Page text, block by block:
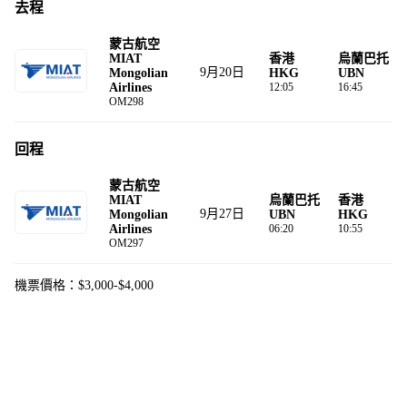
去程
蒙古航空
MIAT
Mongolian
Airlines
OM298
9月20日
香港
HKG
12:05
烏蘭巴托
UBN
16:45
回程
蒙古航空
MIAT
Mongolian
Airlines
OM297
9月27日
烏蘭巴托
UBN
06:20
香港
HKG
10:55
機票價格：$3,000-$4,000